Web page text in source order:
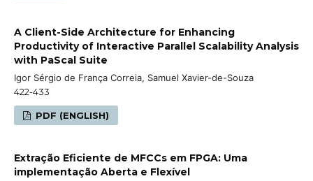
A Client-Side Architecture for Enhancing
Productivity of Interactive Parallel Scalability Analysis
with PaScal Suite
Igor Sérgio de França Correia, Samuel Xavier-de-Souza
422-433
PDF (ENGLISH)
Extração Eficiente de MFCCs em FPGA: Uma
implementação Aberta e Flexível